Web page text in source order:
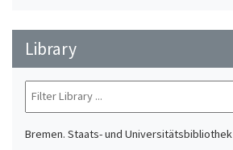
Library
Bremen. Staats- und Universitätsbibliothek